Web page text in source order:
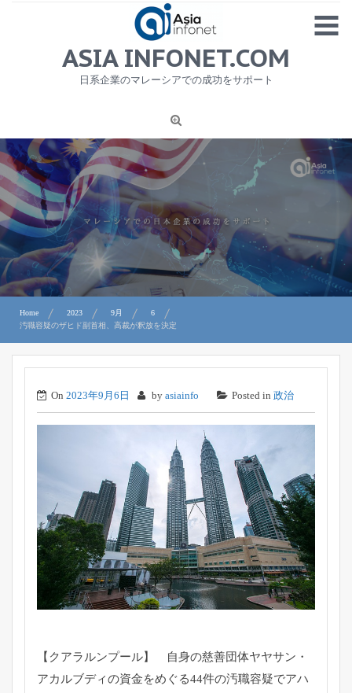
MENU
1
ニュース
労務サービス
プライバシーポリシー及び著作権について
お問合せ
ASIA INFONET.COM
日系企業のマレーシアでの成功をサポート
Home 2023 9月
6
汚職容疑のザヒド副首相、高裁が釈放を決定
On 2023年9月6日 by asiainfo Posted in 政治
【クアラルンプール】 自身の慈善団体ヤヤサン・
アカルブディの資金をめぐる44件の汚職容疑でアハ